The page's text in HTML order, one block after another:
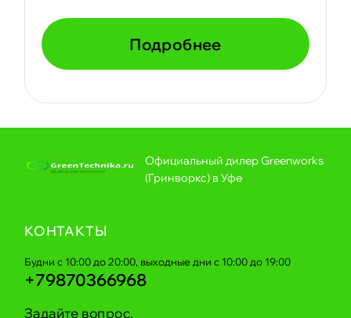
Подробнее
Официальный дилер Greenworks
(Гринворкс) в Уфе
КОНТАКТЫ
Будни с 10:00 до 20:00, выходные дни с 10:00 до 19:00
+79870366968
Задайте вопрос,